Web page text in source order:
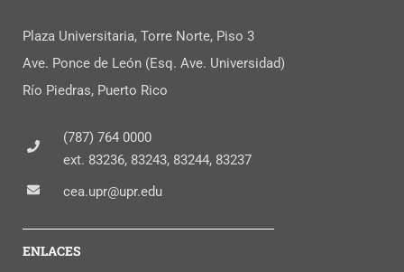
Plaza Universitaria, Torre Norte, Piso 3
Ave. Ponce de León (Esq. Ave. Universidad)
Río Piedras, Puerto Rico
(787) 764 0000
ext. 83236, 83243, 83244, 83237
cea.upr@upr.edu
ENLACES